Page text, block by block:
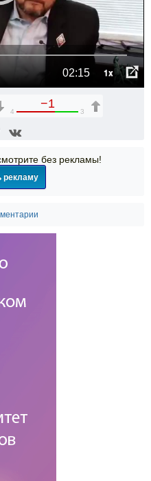
02:15 1x
−1
4 3
без рекламы!
рекламу